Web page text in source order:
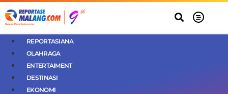
REPORTASIANA
OLAHRAGA
ENTERTAIMENT
DESTINASI
EKONOMI